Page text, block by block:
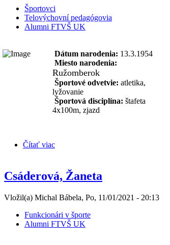
Športovci
Telovýchovní pedagógovia
Alumni FTVŠ UK
Dátum narodenia: 13.3.1954
Miesto narodenia:
Ružomberok
Športové odvetvie: atletika,
lyžovanie
Športová disciplína: štafeta
4x100m, zjazd
Čítať viac
Csáderová, Žaneta
Vložil(a) Michal Bábela, Po, 11/01/2021 - 20:13
Funkcionári v športe
Alumni FTVŠ UK